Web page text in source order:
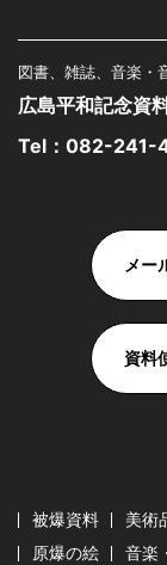
図書、雑誌、音楽・
広島平和記念資
Tel： 082-241-
メー
資料
被爆資料 美術
原爆の絵
音楽